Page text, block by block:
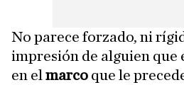
No parece forzado, ni
impresión de alguien que
en el marco que le